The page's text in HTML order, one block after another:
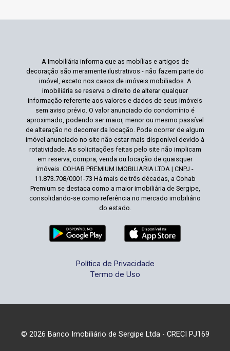
A Imobiliária informa que as mobílias e artigos de
decoração são meramente ilustrativos - não fazem parte do
imóvel, exceto nos casos de imóveis mobiliados. A
imobiliária se reserva o direito de alterar qualquer
informação referente aos valores e dados de seus imóveis
sem aviso prévio. O valor anunciado do condomínio é
aproximado, podendo ser maior, menor ou mesmo passível
de alteração no decorrer da locação. Pode ocorrer de algum
imóvel anunciado no site não estar mais disponível devido à
rotatividade. As solicitações feitas pelo site não implicam
em reserva, compra, venda ou locação de quaisquer
imóveis. COHAB PREMIUM IMOBILIARIA LTDA | CNPJ -
11.873.708/0001-73 Há mais de três décadas, a Cohab
Premium se destaca como a maior imobiliária de Sergipe,
consolidando-se como referência no mercado imobiliário
do estado.
Política de Privacidade
Termo de Uso
© 2026 Banco Imobiliário de Sergipe Ltda - CRECI PJ169